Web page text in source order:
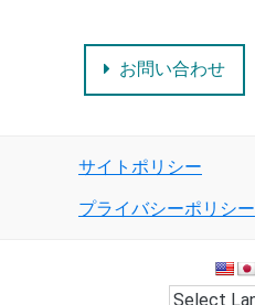
お問い合わせ
サイトポリシー
プライバシーポリシー